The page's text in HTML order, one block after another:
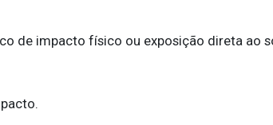
de impacto físico ou exposição direta ao